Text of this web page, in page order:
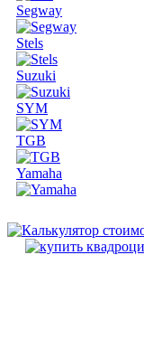
Segway
Stels
Suzuki
SYM
TGB
Yamaha